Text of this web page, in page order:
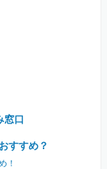
窓口
すすめ？
！